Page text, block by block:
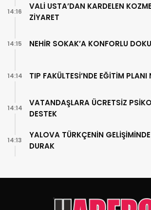
VALİ USTA’DAN KARDELEN
ZİYARET
14:16
NEHİR SOKAK’A KONFORLU
14:15
TIP FAKÜLTESİ’NDE EĞİTİM PLANI
14:14
VATANDAŞLARA ÜCRETSİZ
DESTEK
14:14
YALOVA TÜRKÇENİN
DURAK
14:13